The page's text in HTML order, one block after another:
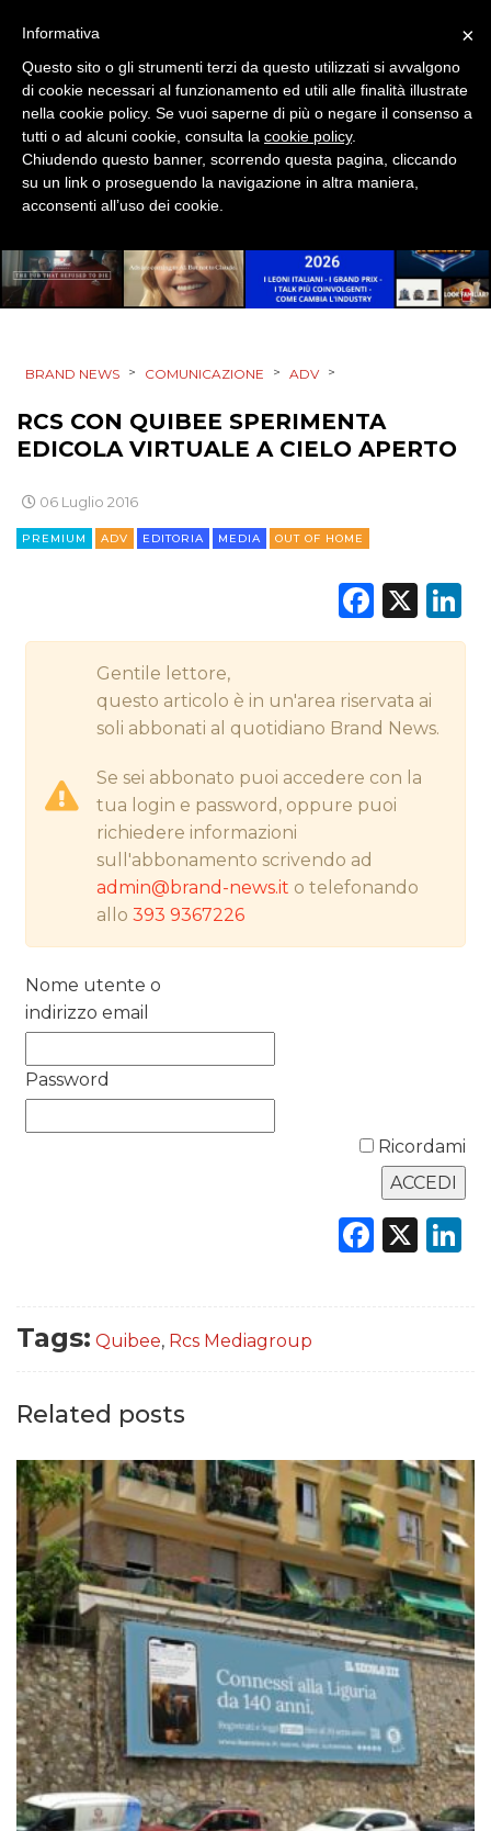
EVENTI
MOBILE
PROMOZIONI
PRODOTTI
CSR
STRATEGIE
CINEMA
EDITORIA
RICERCHE
BRAND NEWS > COMUNICAZIONE > ADV >
RCS CON QUIBEE SPERIMENTA
EDICOLA VIRTUALE A CIELO APERTO
06 Luglio 2016
PREMIUM ADV EDITORIA MEDIA OUT OF HOME
X
Gentile lettore,
questo articolo è in un'area riservata ai
soli abbonati al quotidiano Brand News.
Se sei abbonato puoi accedere con la
tua login e password, oppure puoi
richiedere informazioni
sull'abbonamento scrivendo ad
admin@brand-news.it o telefonando
allo393 9367226
Nome utente o
indirizzo email
Password
Ricordami
X
Tags: Quibee, Rcs Mediagroup
Related posts
×
Informativa
Questo sito o gli strumenti terzi da questo utilizzati si avvalgono
di cookie necessari al funzionamento ed utili alle finalità illustrate
nella cookie policy. Se vuoi saperne di più o negare il consenso a
tutti o ad alcuni cookie, consulta la cookie policy.
Chiudendo questo banner, scorrendo questa pagina, cliccando
su un link o proseguendo la navigazione in altra maniera,
acconsenti all’uso dei cookie.